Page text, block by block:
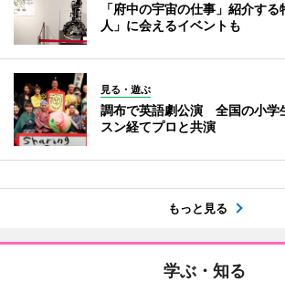
「府中の宇宙の仕事」紹介す
人」に会えるイベントも
見る・遊ぶ
調布で英語劇公演 全国の小学
スン経てプロと共演
もっと見る
学ぶ・知る